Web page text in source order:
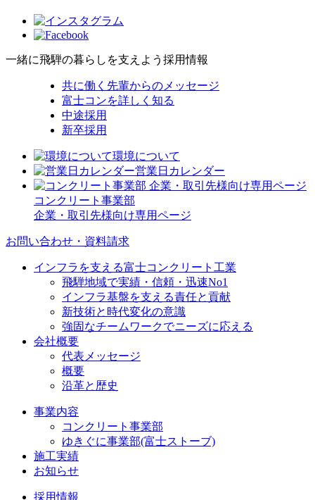
一緒に飛騨の暮らしを支えよう 採用情報
共に働く先輩からのメッセージ
富士コンを詳しく知る
中途採用
新卒採用
環境について
営業日カレンダー
コンクリート事業部
企業・取引先様向け専用ページ
お問い合わせ・資料請求
インフラを支える富士コンクリート工業
飛騨地域で実績・信頼・迅速No1
インフラ基盤を支える責任と貢献
新技術と時代変化の意識
強固なチームワークでニーズに応える
会社概要
代表メッセージ
概要
沿革と歴史
事業内容
コンクリート事業部
ゆきぐに事業部(富士ストーブ)
施工実績
お知らせ
採用情報